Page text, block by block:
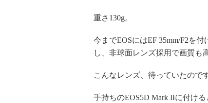
重さ130g。
今までEOSにはEF 35mm/F2を
し、非球面レンズ採用で画質も
こんなレンズ、待っていたので
手持ちのEOS5D Mark IIに付け